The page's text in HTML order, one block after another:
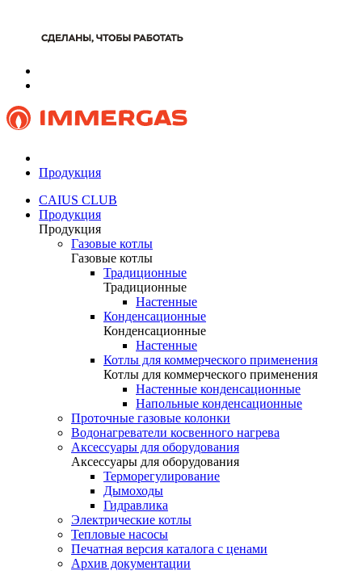
Продукция
CAIUS CLUB
Продукция
Продукция
Газовые котлы
Газовые котлы
Традиционные
Традиционные
Настенные
Конденсационные
Конденсационные
Настенные
Котлы для коммерческого применения
Котлы для коммерческого применения
Настенные конденсационные
Напольные конденсационные
Проточные газовые колонки
Водонагреватели косвенного нагрева
Аксессуары для оборудования
Аксессуары для оборудования
Терморегулирование
Дымоходы
Гидравлика
Электрические котлы
Тепловые насосы
Печатная версия каталога с ценами
Архив документации